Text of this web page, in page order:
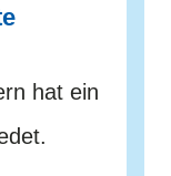
hat ein